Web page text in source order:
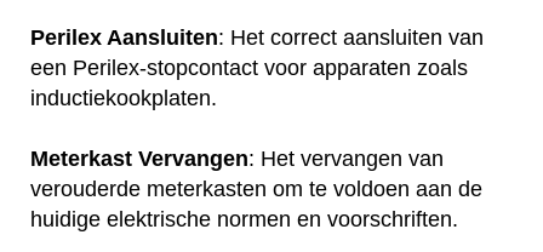
Perilex Aansluiten: Het correct aansluiten van
een Perilex-stopcontact voor apparaten zoals
inductiekookplaten.
Meterkast Vervangen: Het vervangen van
verouderde meterkasten om te voldoen aan de
huidige elektrische normen en voorschriften.